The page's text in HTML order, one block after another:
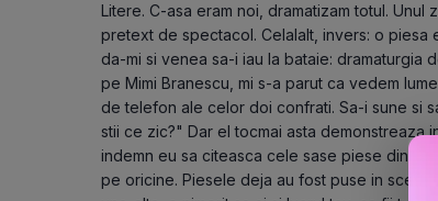
Litere. C-asa eram noi, dramatizam totul.
pretext de spectacol. Celalalt, invers: o piesa
da-mi si venea sa-i iau la bataie: dramaturgia
pe Mimi Branescu, mi s-a parut ca vedem
de telefon ale celor doi confrati. Sa-i sune si
stii ce zic?" Dar el tocmai asta demonstreaza
indemn eu sa citeasca cele sase piese din
pe oricine. Piesele deja au fost puse in scena,